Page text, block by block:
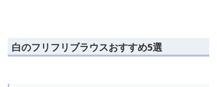
白のフリフリブラウスおすすめ5選